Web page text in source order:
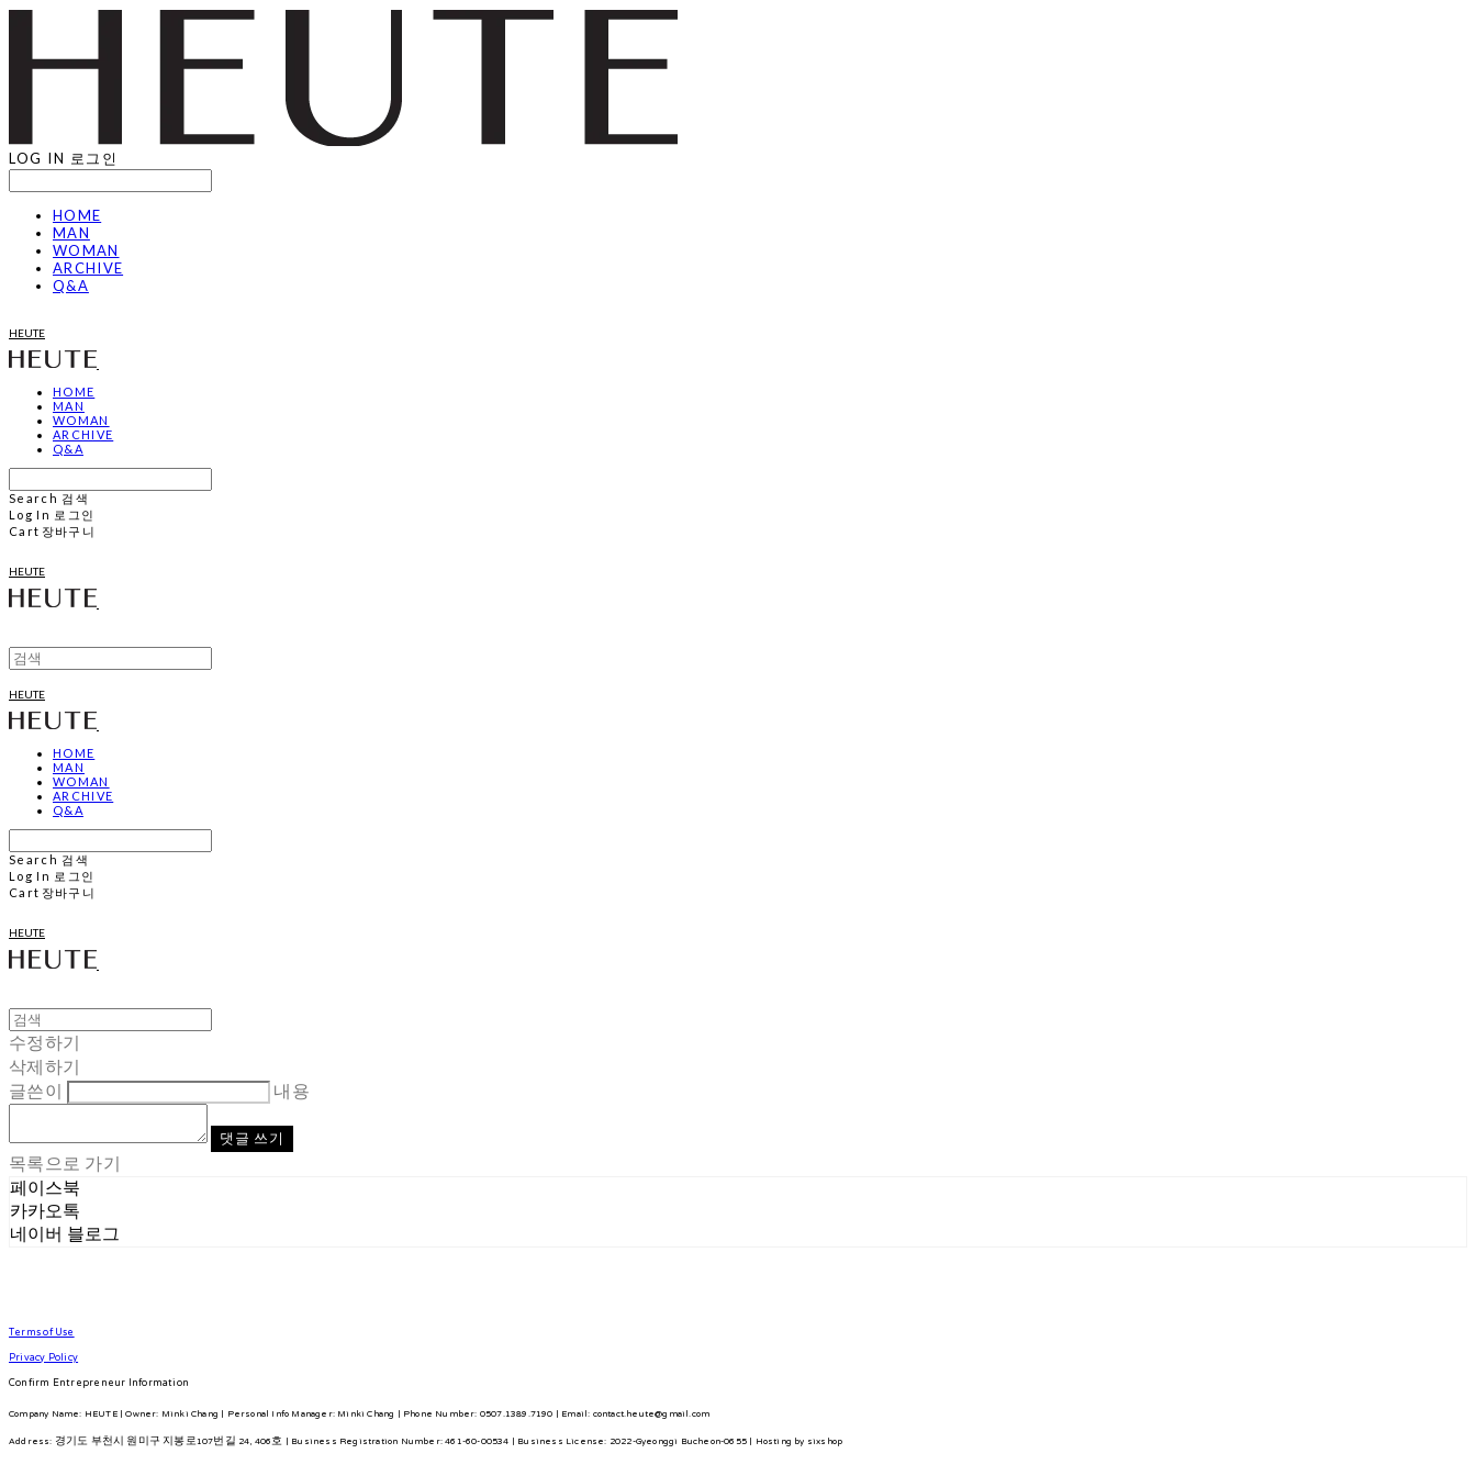
LOG IN 로그인
HOME
MAN
WOMAN
ARCHIVE
Q&A
HEUTE
HOME
MAN
WOMAN
ARCHIVE
Q&A
Search 검색
Log In 로그인
Cart 장바구니
HEUTE
HEUTE
HOME
MAN
WOMAN
ARCHIVE
Q&A
Search 검색
Log In 로그인
Cart 장바구니
HEUTE
수정하기
삭제하기
글쓴이
내용
댓글 쓰기
목록으로 가기
페이스북
카카오톡
네이버 블로그
Terms of Use
Privacy Policy
Confirm Entrepreneur Information
Company Name: HEUTE | Owner: Minki Chang | Personal Info Manager: Minki Chang | Phone Number: 0507.1389.7190 | Email: contact.heute@gmail.com
Address: 경기도 부천시 원미구 지봉로107번길 24, 406호 | Business Registration Number:461-60-00534| Business License:2022-Gyeonggi Bucheon-0655| Hosting by sixshop